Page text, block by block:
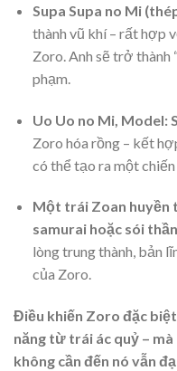
Supa Supa no Mi
thành vũ khí – rất hợp
Zoro. Anh sẽ trở thành
phạm.
Uo Uo no Mi, Model:
Zoro hóa rồng – kết
có thể tạo ra một
Một trái Zoan huyền
samurai hoặc sói thần
lòng trung thành, bản
của Zoro.
Điều khiến Zoro đặc
năng từ trái ác quỷ –
không cần đến nó vẫn